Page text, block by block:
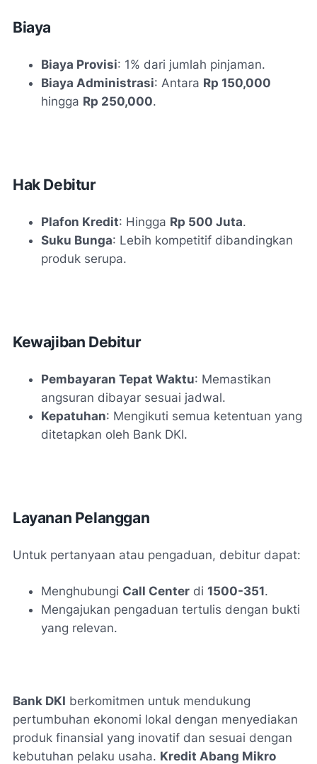
Biaya
Biaya Provisi: 1% dari jumlah pinjaman.
Biaya Administrasi: Antara Rp 150,000
hingga Rp 250,000.
Hak Debitur
Plafon Kredit: Hingga Rp 500 Juta.
Suku Bunga: Lebih kompetitif dibandingkan
produk serupa.
Kewajiban Debitur
Pembayaran Tepat Waktu: Memastikan
angsuran dibayar sesuai jadwal.
Kepatuhan: Mengikuti semua ketentuan yang
ditetapkan oleh Bank DKI.
Layanan Pelanggan
Untuk pertanyaan atau pengaduan, debitur dapat:
Menghubungi Call Center di 1500-351.
Mengajukan pengaduan tertulis dengan bukti
yang relevan.
Bank DKI berkomitmen untuk mendukung
pertumbuhan ekonomi lokal dengan menyediakan
produk finansial yang inovatif dan sesuai dengan
kebutuhan pelaku usaha. Kredit Abang Mikro